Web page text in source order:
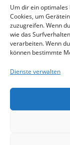
Um dir ein optimales
Cookies, um
zuzugreifen. Wenn
wie das
verarbeiten. Wenn
können bestimmte
Dienste verwalten
Du musst
abzugeben.